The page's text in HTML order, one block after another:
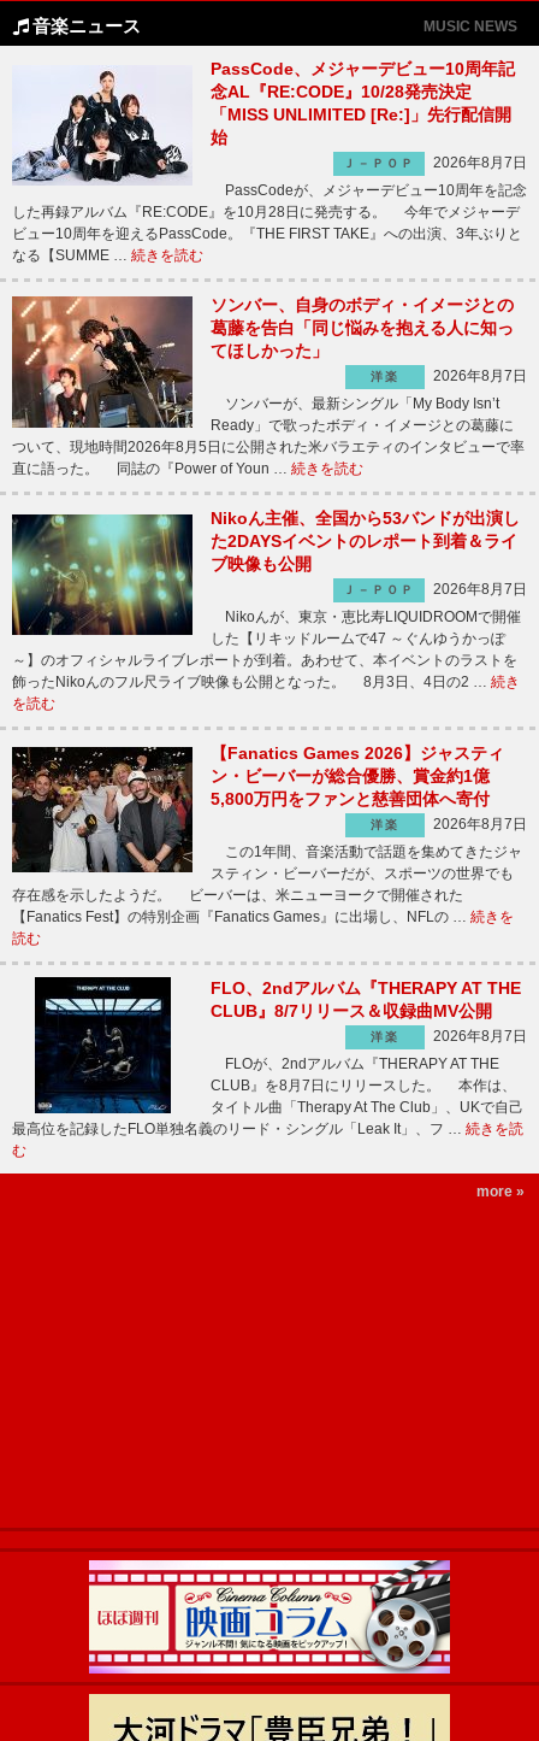
音楽ニュース MUSIC NEWS
PassCode、メジャーデビュー10周年記
念AL『RE:CODE』10/28発売決定
「MISS UNLIMITED [Re:]」先行配信開
始
Ｊ－ＰＯＰ
2026年8月7日
PassCodeが、メジャーデビュー10周年を記念
した再録アルバム『RE:CODE』を10月28日に発売する。 今年でメジャーデ
ビュー10周年を迎えるPassCode。『THE FIRST TAKE』への出演、3年ぶりと
なる【SUMME … 続きを読む
ソンバー、自身のボディ・イメージとの
葛藤を告白「同じ悩みを抱える人に知っ
てほしかった」
洋楽
2026年8月7日
ソンバーが、最新シングル「My Body Isn’t
Ready」で歌ったボディ・イメージとの葛藤に
ついて、現地時間2026年8月5日に公開された米バラエティのインタビューで率
直に語った。 同誌の『Power of Youn … 続きを読む
Nikoん主催、全国から53バンドが出演し
た2DAYSイベントのレポート到着＆ライ
ブ映像も公開
Ｊ－ＰＯＰ
2026年8月7日
Nikoんが、東京・恵比寿LIQUIDROOMで開催
した【リキッドルームで47 ～ぐんゆうかっぽ
～】のオフィシャルライブレポートが到着。あわせて、本イベントのラストを
飾ったNikoんのフル尺ライブ映像も公開となった。 8月3日、4日の2 … 続き
を読む
【Fanatics Games 2026】ジャスティ
ン・ビーバーが総合優勝、賞金約1億
5,800万円をファンと慈善団体へ寄付
洋楽
2026年8月7日
この1年間、音楽活動で話題を集めてきたジャ
スティン・ビーバーだが、スポーツの世界でも
存在感を示したようだ。 ビーバーは、米ニューヨークで開催された
【Fanatics Fest】の特別企画『Fanatics Games』に出場し、NFLの … 続きを
読む
FLO、2ndアルバム『THERAPY AT THE
CLUB』8/7リリース＆収録曲MV公開
洋楽
2026年8月7日
FLOが、2ndアルバム『THERAPY AT THE
CLUB』を8月7日にリリースした。 本作は、
タイトル曲「Therapy At The Club」、UKで自己
最高位を記録したFLO単独名義のリード・シングル「Leak It」、フ … 続きを読
む
more »